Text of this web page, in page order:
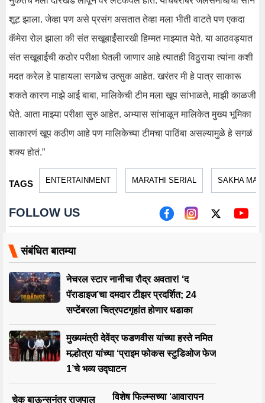
शूट झाला. जेव्हा पण असे प्रसंग असतात तेव्हा मला भीती वाटते पण एकदा
कॅमेरा रोल झाला की संत सखूबाईंसारखी हिम्मत माझ्यात येते. या आठवड्यात
संत सखूबाईची कठोर परीक्षा घेतली जाणार आहे त्यातही विठुराया त्यांना कशी
मदत करेल हे पाहायला सगळेच उत्सुक आहेत. खरंतर मी हे पात्र साकारू
शकते कारण माझे आई बाबा, मालिकेची टीम मला खूप सांभाळते, माझी काळजी
घेते. आता माझ्या परीक्षा सुरु आहेत. अभ्यास सांभाळून मालिकेत मुख्य भूमिका
साकारणं खूप कठीण आहे पण मालिकेच्या टीमचा पाठिंबा असल्यामुळे हे सगळं
शक्य होतं.”
TAGS ENTERTAINMENT MARATHI SERIAL SAKHA
FOLLOW US
संबंधित बातम्या
नेचरल स्टार नानीचा रौद्र अवतार! ‘द
पॅराडाइज’चा दमदार टीझर प्रदर्शित; 24
सप्टेंबरला चित्रपटगृहांत होणार धडाका
मुख्यमंत्री देवेंद्र फडणवीस यांच्या हस्ते नमित
मल्होत्रा यांच्या ‘प्राइम फोकस स्टुडिओज फेज
1’चे भव्य उद्घाटन
चेक बाऊन्सनंतर राजपाल
विशेष फिल्म्सच्या ‘आवारापन